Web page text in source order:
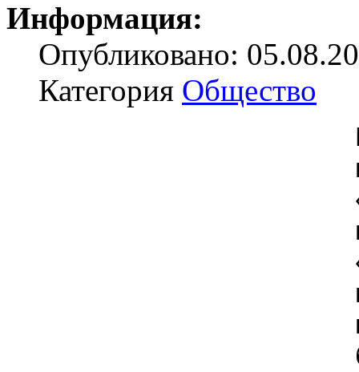
Информация:
Опубликовано:
Категория Общество